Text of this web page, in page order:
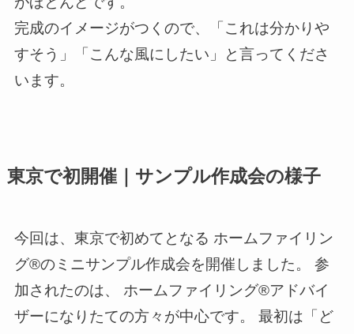
完成のイメージがつくので、「これは分かりや
すそう」「こんな風にしたい」と言ってくださ
います。
東京で初開催｜サンプル作成会の様子
今回は、東京で初めてとなる ホームファイリン
グ®のミニサンプル作成会を開催しました。 参
加されたのは、 ホームファイリング®アドバイ
ザーになりたての方々が中心です。 最初は「ど